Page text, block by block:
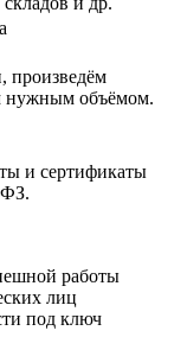
произведём
нужным объёмом.
и сертификаты
работы
лиц
под ключ